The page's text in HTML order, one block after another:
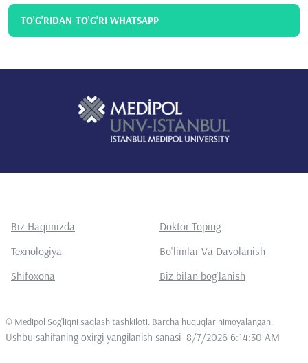
TO'G'RIDAN-TO'G'RI WHATSAPP
Biz Haqimizda
Doktor Toping
Texnologiya
Bo'limlar Va Davolanish
Shifoxona
Biz bilan bog'lanish
© Medipol Sog'liqni saqlash tashkiloti. Barcha huquqlar himoyalangan
Ushbu sahifaning oxirgi yangilanish sanasi 8/7/2026 6:14:30 AM